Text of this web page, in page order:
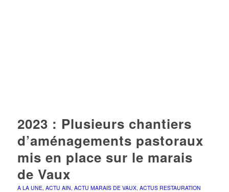
2023 : Plusieurs chantiers
d’aménagements pastoraux
mis en place sur le marais
de Vaux
A LA UNE, ACTU AIN ACTU MARAIS DE VAUX, ACTUS RESTAURATION